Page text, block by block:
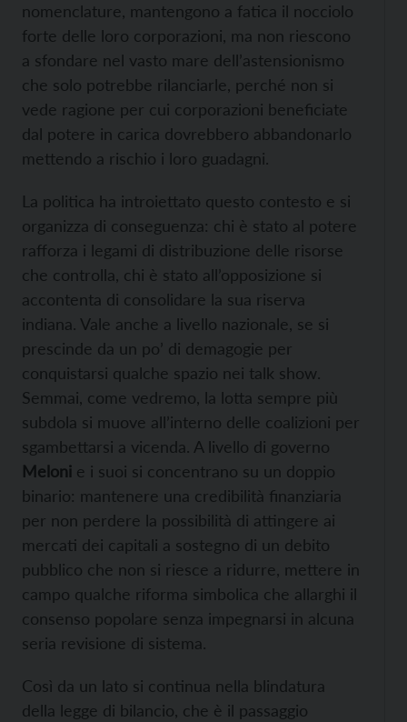
nomenclature, mantengono a fatica il nocciolo
forte delle loro corporazioni, ma non riescono
a sfondare nel vasto mare dell’astensionismo
che solo potrebbe rilanciarle, perché non si
vede ragione per cui corporazioni beneficiate
dal potere in carica dovrebbero abbandonarlo
mettendo a rischio i loro guadagni.
La politica ha introiettato questo contesto e si
organizza di conseguenza: chi è stato al potere
rafforza i legami di distribuzione delle risorse
che controlla, chi è stato all’opposizione si
accontenta di consolidare la sua riserva
indiana. Vale anche a livello nazionale, se si
prescinde da un po’ di demagogie per
conquistarsi qualche spazio nei talk show.
Semmai, come vedremo, la lotta sempre più
subdola si muove all’interno delle coalizioni per
sgambettarsi a vicenda. A livello di governo
Meloni e i suoi si concentrano su un doppio
binario: mantenere una credibilità finanziaria
per non perdere la possibilità di attingere ai
mercati dei capitali a sostegno di un debito
pubblico che non si riesce a ridurre, mettere in
campo qualche riforma simbolica che allarghi il
consenso popolare senza impegnarsi in alcuna
seria revisione di sistema.
Così da un lato si continua nella blindatura
della legge di bilancio, che è il passaggio